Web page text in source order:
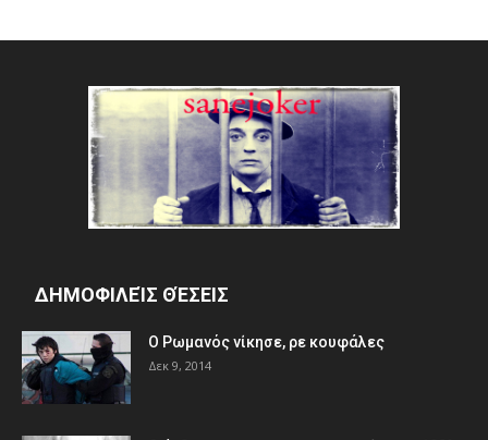
ΔΗΜΟΦΙΛΕΊΣ ΘΈΣΕΙΣ
Ο Ρωμανός νίκησε, ρε κουφάλες
Δεκ 9, 2014